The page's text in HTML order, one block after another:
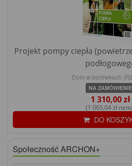
Projekt pompy ciepła
Dom w borówkach
NA ZAMÓWIENIE
1 310,00 zł
(1 065,04 zł
DO
Społeczność ARCHON+